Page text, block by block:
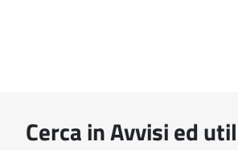
Cerca in Avvisi ed